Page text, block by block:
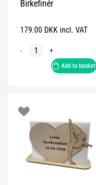
Birkefinér
179.00 DKK incl. VAT
- +
Add to basket